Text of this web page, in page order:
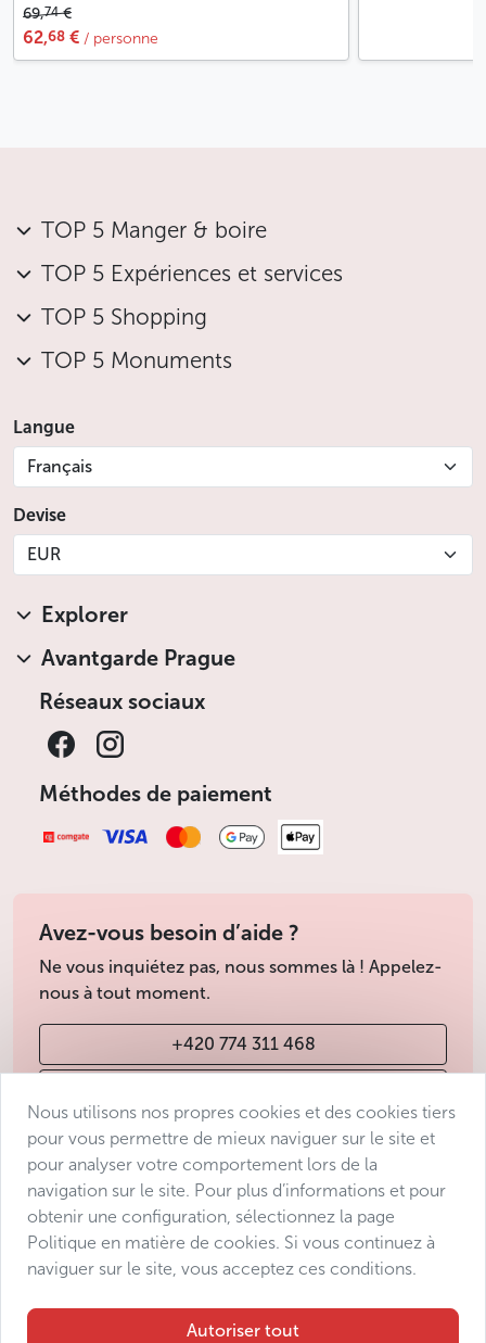
69,74€
62,68 € / personne
TOP 5 Manger & boire
TOP 5 Expériences et services
TOP 5 Shopping
TOP 5 Monuments
Langue
Français
Devise
EUR
Explorer
Avantgarde Prague
Réseaux sociaux
Méthodes de paiement
Avez-vous besoin d’aide ?
Ne vous inquiétez pas, nous sommes là ! Appelez-
nous à tout moment.
+420 774 311 468
Conditions de vente
Protection des données
Déclaration d’accessibilité
Manage consent
Nous utilisons nos propres cookies et des cookies tiers
pour vous permettre de mieux naviguer sur le site et
pour analyser votre comportement lors de la
navigation sur le site. Pour plus d’informations et pour
obtenir une configuration, sélectionnez la page
Politique en matière de cookies. Si vous continuez à
naviguer sur le site, vous acceptez ces conditions.
Autoriser tout